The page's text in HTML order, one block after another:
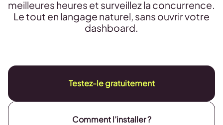
meilleures heures et surveillez la concurrence.
Le tout en langage naturel, sans ouvrir votre
dashboard.
Testez-le gratuitement
Comment l’installer ?